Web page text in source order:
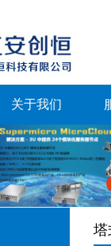
关于我们
塔